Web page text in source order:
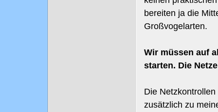
bereiten ja die
Großvogelarten.
Wir müssen auf
starten. Die
Die
zusätzlich zu